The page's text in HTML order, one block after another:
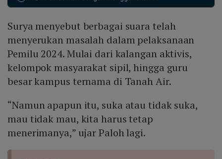
masyarakat sipil, akademisi, cendekiawan, dan media.
menekankan pentingnya checks and balances yang
sehat. 5. Mengajak seluruh komponen bangsa
mengutamakan kepentingan bangsa di atas
kepentingan golongan untuk mencapai keadilan
pasca‑pemilu.
menyisakan ruang bagi perbaikan; melalui evaluasi
memperkuat mekanisme checks and balances, dan
memastikan hasil pemilu menjadi landasan yang legitim
serta dapat dipercaya.
Surya menyebut berbagai suara telah
menyerukan masalah dalam pelaksanaan
Pemilu 2024. Mulai dari kalangan aktivis,
kelompok masyarakat sipil, hingga guru
besar kampus ternama di Tanah Air.
“Namun apapun itu, suka atau tidak suka,
mau tidak mau, kita harus tetap
menerimanya,” ujar Paloh lagi.